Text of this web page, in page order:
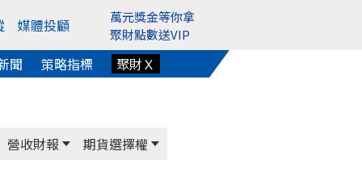
媒體投顧
萬元獎金等你拿
聚財點數送VIP
聞 策略指標 聚財Ｘ
營收財報 期貨選擇權